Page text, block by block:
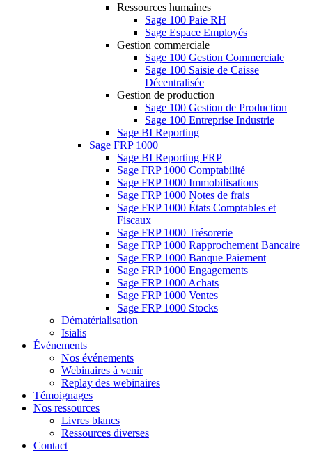
Ressources humaines
Sage 100 Paie RH
Sage Espace Employés
Gestion commerciale
Sage 100 Gestion Commerciale
Sage 100 Saisie de Caisse
Décentralisée
Gestion de production
Sage 100 Gestion de Production
Sage 100 Entreprise Industrie
Sage BI Reporting
Sage FRP 1000
Sage BI Reporting FRP
Sage FRP 1000 Comptabilité
Sage FRP 1000 Immobilisations
Sage FRP 1000 Notes de frais
Sage FRP 1000 États Comptables et
Fiscaux
Sage FRP 1000 Trésorerie
Sage FRP 1000 Rapprochement Bancaire
Sage FRP 1000 Banque Paiement
Sage FRP 1000 Engagements
Sage FRP 1000 Achats
Sage FRP 1000 Ventes
Sage FRP 1000 Stocks
Dématérialisation
Isialis
Événements
Nos événements
Webinaires à venir
Replay des webinaires
Témoignages
Nos ressources
Livres blancs
Ressources diverses
Contact